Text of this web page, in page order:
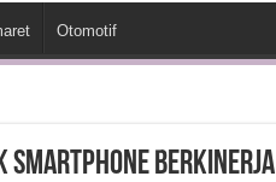
Otomotif
Smartphone Berkinerja